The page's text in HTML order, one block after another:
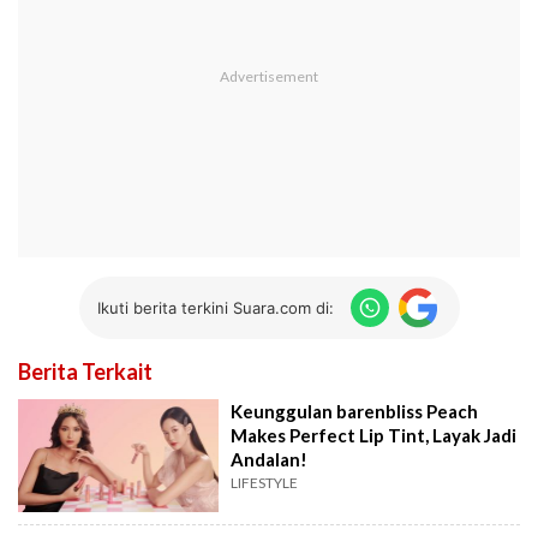
Ikuti berita terkini Suara.com di:
Berita Terkait
Keunggulan barenbliss Peach
Makes Perfect Lip Tint, Layak Jadi
Andalan!
LIFESTYLE